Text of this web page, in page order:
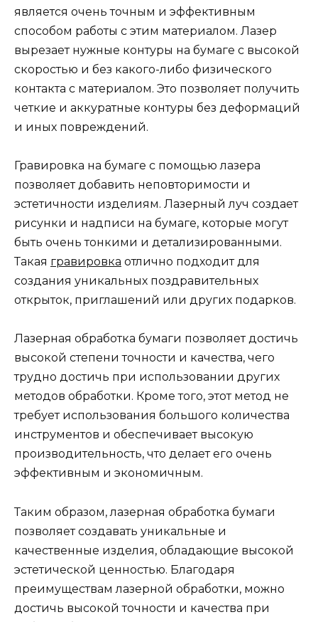
является очень точным и эффективным
способом работы с этим материалом. Лазер
вырезает нужные контуры на бумаге с высокой
скоростью и без какого-либо физического
контакта с материалом. Это позволяет получить
четкие и аккуратные контуры без деформаций
и иных повреждений.
Гравировка на бумаге с помощью лазера
позволяет добавить неповторимости и
эстетичности изделиям. Лазерный луч создает
рисунки и надписи на бумаге, которые могут
быть очень тонкими и детализированными.
Такая гравировка отлично подходит для
создания уникальных поздравительных
открыток, приглашений или других подарков.
Лазерная обработка бумаги позволяет достичь
высокой степени точности и качества, чего
трудно достичь при использовании других
методов обработки. Кроме того, этот метод не
требует использования большого количества
инструментов и обеспечивает высокую
производительность, что делает его очень
эффективным и экономичным.
Таким образом, лазерная обработка бумаги
позволяет создавать уникальные и
качественные изделия, обладающие высокой
эстетической ценностью. Благодаря
преимуществам лазерной обработки, можно
достичь высокой точности и качества при